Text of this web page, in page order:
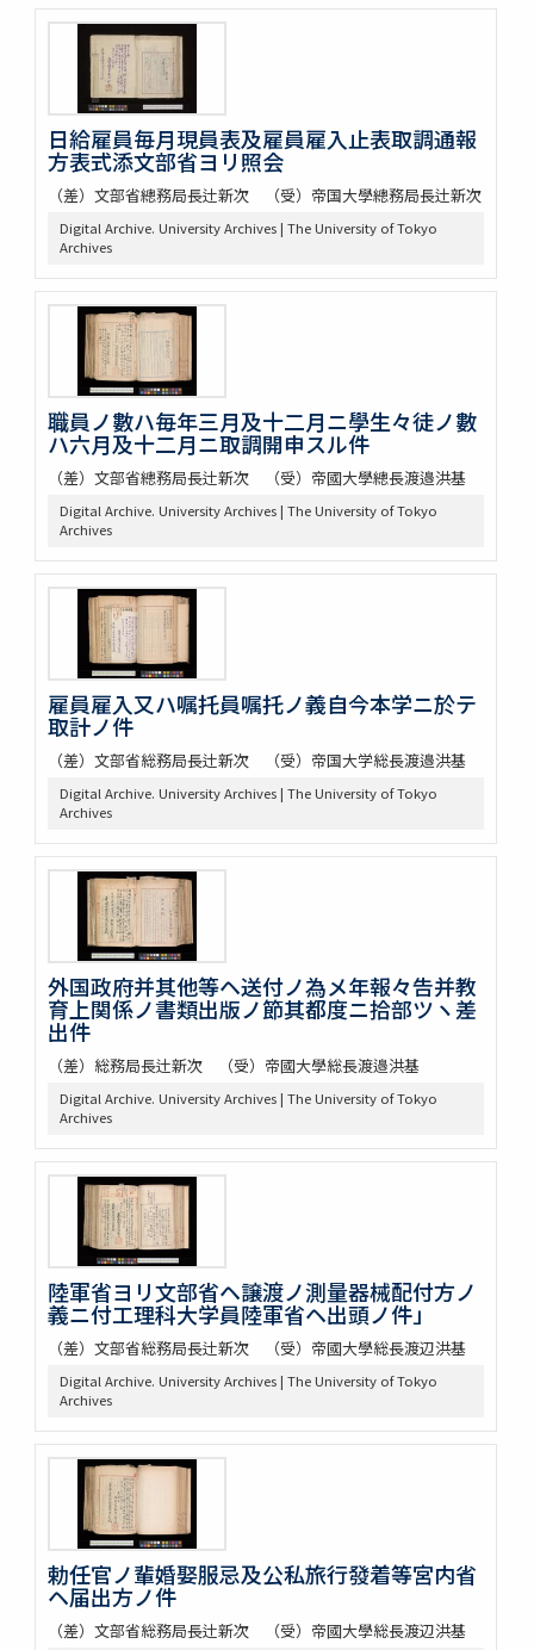
日給雇員毎月現員表及雇員雇入止表取調通報
方表式添文部省ヨリ照会
（差）文部省總務局長辻新次 （受）帝国大學總務局長辻新次
Digital Archive. University Archives | The University of Tokyo
Archives
職員ノ數ハ毎年三月及十二月ニ學生々徒ノ數
ハ六月及十二月ニ取調開申スル件
（差）文部省總務局長辻新次 （受）帝國大學總長渡邉洪基
Digital Archive. University Archives | The University of Tokyo
Archives
雇員雇入又ハ嘱托員嘱托ノ義自今本学ニ於テ
取計ノ件
（差）文部省総務局長辻新次 （受）帝国大学総長渡邉洪基
Digital Archive. University Archives | The University of Tokyo
Archives
外国政府并其他等ヘ送付ノ為メ年報々告并教
育上関係ノ書類出版ノ節其都度ニ拾部ツヽ差
出件
（差）総務局長辻新次 （受）帝國大學総長渡邉洪基
Digital Archive. University Archives | The University of Tokyo
Archives
陸軍省ヨリ文部省ヘ譲渡ノ測量器械配付方ノ
義ニ付工理科大学員陸軍省ヘ出頭ノ件」
（差）文部省総務局長辻新次 （受）帝國大學総長渡辺洪基
Digital Archive. University Archives | The University of Tokyo
Archives
勅任官ノ輩婚娶服忌及公私旅行發着等宮内省
ヘ届出方ノ件
（差）文部省総務局長辻新次 （受）帝國大學総長渡辺洪基